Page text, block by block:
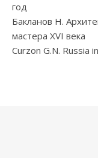
год
Бакланов Н.
мастера XVI века
Curzon G.N. Russia